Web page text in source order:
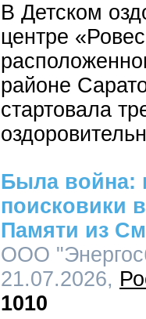
В Детском
центре
районе
стартовала
Была война:
поисковики
Памяти из
ООО
21.07.2026,
1010